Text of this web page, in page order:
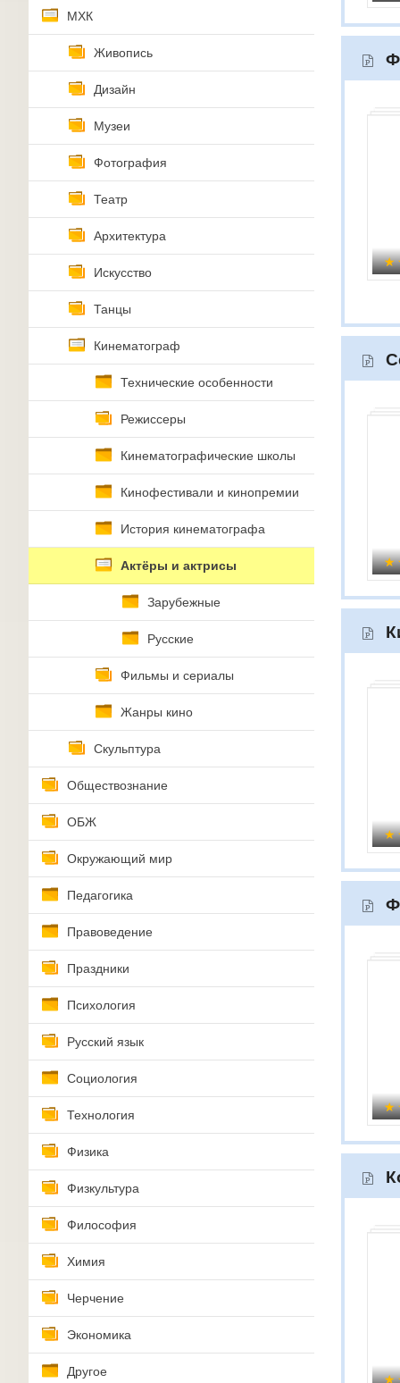
МХК
Живопись
Дизайн
Музеи
Фотография
Театр
Архитектура
Искусство
Танцы
Кинематограф
Технические особенности
Режиссеры
Кинематографические школы
Кинофестивали и кинопремии
История кинематографа
Актёры и актрисы
Зарубежные
Русские
Фильмы и сериалы
Жанры кино
Скульптура
Обществознание
ОБЖ
Окружающий мир
Педагогика
Правоведение
Праздники
Психология
Русский язык
Социология
Технология
Физика
Физкультура
Философия
Химия
Черчение
Экономика
Другое